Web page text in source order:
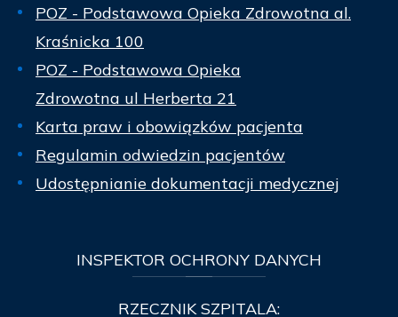
POZ - Podstawowa Opieka Zdrowotna al.
Kraśnicka 100
POZ - Podstawowa Opieka
Zdrowotna ul Herberta 21
Karta praw i obowiązków pacjenta
Regulamin odwiedzin pacjentów
Udostępnianie dokumentacji medycznej
INSPEKTOR OCHRONY DANYCH
RZECZNIK SZPITALA: